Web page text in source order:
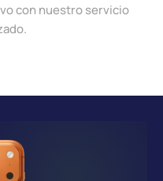
con nuestro servicio